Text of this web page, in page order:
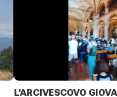
L'ARCIVESCOVO